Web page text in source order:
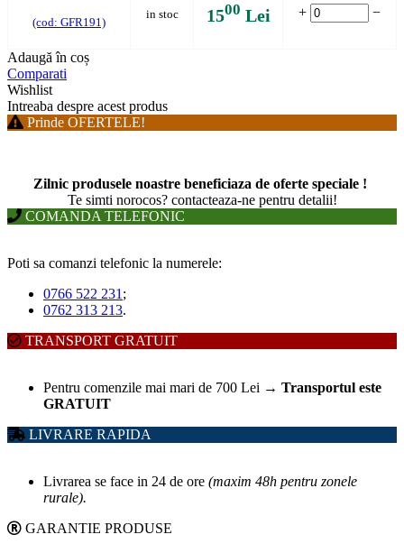
(cod: GFR191)
in stoc 1500 Lei + −
Adaugă în coș
Comparati
Wishlist
Intreaba despre acest produs
Prinde OFERTELE!
Zilnic produsele noastre beneficiaza de oferte speciale !
Te simti norocos? contacteaza-ne pentru detalii!
COMANDA TELEFONIC
Poti sa comanzi telefonic la numerele:
0766 522 231 ;
0762 313 213.
TRANSPORT GRATUIT
Pentru comenzile mai mari de 700 Lei → Transportul este
GRATUIT
LIVRARE RAPIDA
Livrarea se face in 24 de ore (maxim 48h pentru zonele
rurale).
GARANTIE PRODUSE